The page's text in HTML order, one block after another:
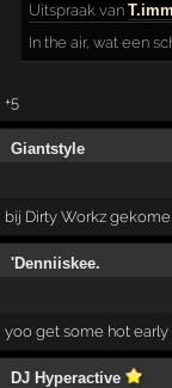
Uitspraak van
In the air, wat een
+5
Giantstyle
bij Dirty Workz
'Denniiskee.
yoo get some hot
DJ Hyperactive